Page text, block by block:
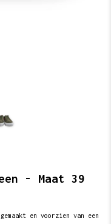
- Maat 39
en voorzien van een